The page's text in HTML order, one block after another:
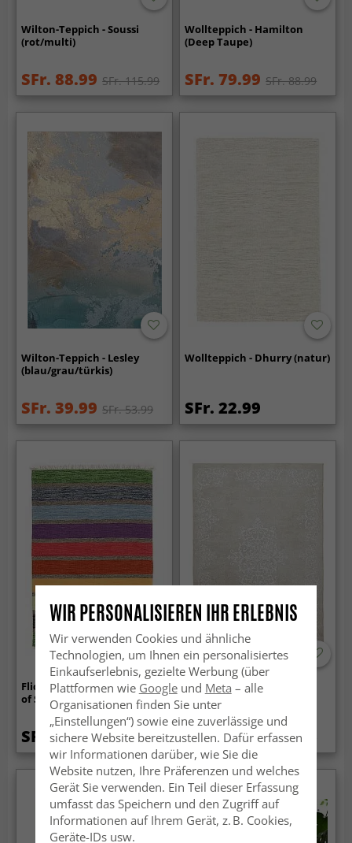
Wilton-Teppich - Soussi
(rot/multi)
SFr. 88.99 SFr. 115.99
Wollteppich - Hamilton
(Deep Taupe)
SFr. 79.99 SFr. 88.99
Wilton-Teppich - Lesley
(blau/grau/türkis)
SFr. 39.99 SFr. 53.99
Wollteppich - Dhurry (natur)
SFr. 22.99
Flickenteppich von Strehög
of Sweden - Gotland (multi)
SFr. 26.99
Wilton-Teppich - Santi
(beige/weiß)
SFr. 39.99 SFr. 53.99
WIR PERSONALISIEREN IHR ERLEBNIS
Wir verwenden Cookies und ähnliche
Technologien, um Ihnen ein personalisiertes
Einkaufserlebnis, gezielte Werbung (über
Plattformen wie Googleund Meta – alle
Organisationen finden Sie unter
„Einstellungen“) sowie eine zuverlässige und
sichere Website bereitzustellen. Dafür erfassen
wir Informationen darüber, wie Sie die
Website nutzen, Ihre Präferenzen und welches
Gerät Sie verwenden. Ein Teil dieser Erfassung
umfasst das Speichern und den Zugriff auf
Informationen auf Ihrem Gerät, z. B. Cookies,
Geräte-IDs usw.